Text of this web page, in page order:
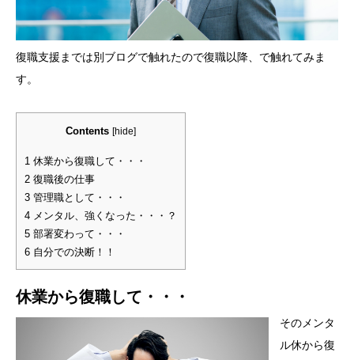
復職支援までは別ブログで触れたので復職以降、で触れてみま
す。
Contents [hide]
1 休業から復職して・・・
2 復職後の仕事
3 管理職として・・・
4 メンタル、強くなった・・・？
5 部署変わって・・・
6 自分での決断！！
休業から復職して・・・
そのメンタ
ル休から復